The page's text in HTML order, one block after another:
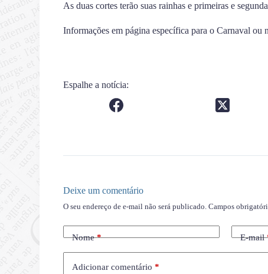
As duas cortes terão suas rainhas e primeiras e
Informações em página específica para o Carnaval ou
Espalhe a notícia:
Deixe um comentário
O seu endereço de e-mail não será publicado. Campos
Nome* E-mail
Adicionar comentário *